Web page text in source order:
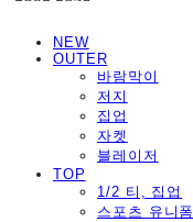
NEW
OUTER
바람막이
저지
집업
자켓
블레이저
TOP
1/2 티, 집업
스포츠 유니폼